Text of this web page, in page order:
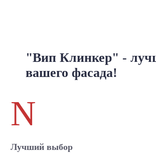
"Вип Клинкер" -
вашего фасада!
N
Лучший выбор